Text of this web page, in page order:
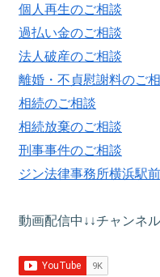
個人再生のご相談
過払い金のご相談
法人破産のご相談
離婚・不貞慰謝料のご
相続のご相談
相続放棄のご相談
刑事事件のご相談
ジン法律事務所横浜駅
動画配信中↓↓チャンネ